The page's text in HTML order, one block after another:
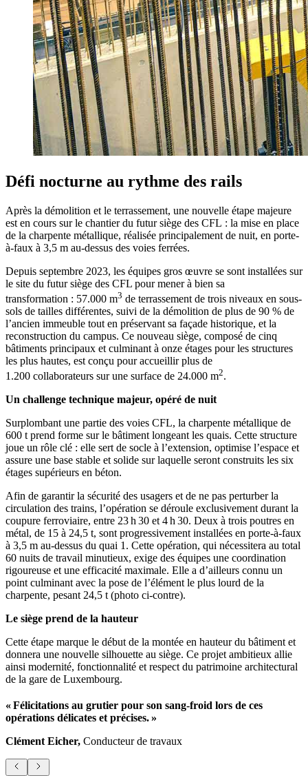
Défi nocturne au rythme des rails
Après la démolition et le terrassement, une nouvelle étape majeure
est en cours sur le chantier du futur siège des CFL : la mise en place
de la charpente métallique, réalisée principalement de nuit, en porte-
à-faux à 3,5 m au-dessus des voies ferrées.
Depuis septembre 2023, les équipes gros œuvre se sont installées sur
le site du futur siège des CFL pour mener à bien sa
transformation : 57.000 m3 de terrassement de trois niveaux en sous-
sols de tailles différentes, suivi de la démolition de plus de 90 % de
l’ancien immeuble tout en préservant sa façade historique, et la
reconstruction du campus. Ce nouveau siège, composé de cinq
bâtiments principaux et culminant à onze étages pour les structures
les plus hautes, est conçu pour accueillir plus de
1.200 collaborateurs sur une surface de 24.000 m2.
Un challenge technique majeur, opéré de nuit
Surplombant une partie des voies CFL, la charpente métallique de
600 t prend forme sur le bâtiment longeant les quais. Cette structure
joue un rôle clé : elle sert de socle à l’extension, optimise l’espace et
assure une base stable et solide sur laquelle seront construits les six
étages supérieurs en béton.
Afin de garantir la sécurité des usagers et de ne pas perturber la
circulation des trains, l’opération se déroule exclusivement durant la
coupure ferroviaire, entre 23 h 30 et 4 h 30. Deux à trois poutres en
métal, de 15 à 24,5 t, sont progressivement installées en porte-à-faux
à 3,5 m au-dessus du quai 1. Cette opération, qui nécessitera au total
60 nuits de travail minutieux, exige des équipes une coordination
rigoureuse et une efficacité maximale. Elle a d’ailleurs connu un
point culminant avec la pose de l’élément le plus lourd de la
charpente, pesant 24,5 t (photo ci-contre).
Le siège prend de la hauteur
Cette étape marque le début de la montée en hauteur du bâtiment et
donnera une nouvelle silhouette au siège. Ce projet ambitieux allie
ainsi modernité, fonctionnalité et respect du patrimoine architectural
de la gare de Luxembourg.
« Félicitations au grutier pour son sang-froid lors de ces
opérations délicates et précises. »
Clément Eicher, Conducteur de travaux